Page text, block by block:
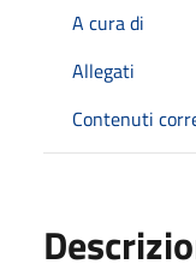
A cura di
Allegati
Contenuti